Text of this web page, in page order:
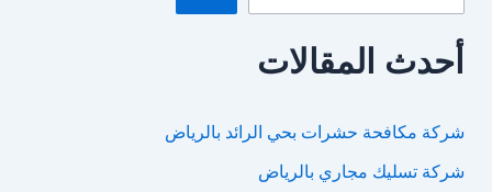
أحدث المقالات
شركة مكافحة حشرات بحي الرائد بالرياض
شركة تسليك مجاري بالرياض